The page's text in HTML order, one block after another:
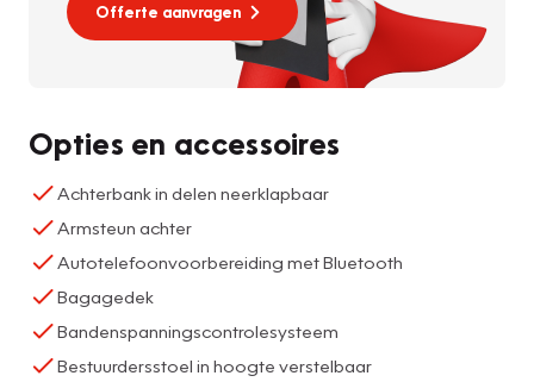
Offerte aanvragen
Opties en accessoires
Achterbank in delen neerklapbaar
Armsteun achter
Autotelefoonvoorbereiding met Bluetooth
Bagagedek
Bandenspanningscontrolesysteem
Bestuurdersstoel in hoogte verstelbaar